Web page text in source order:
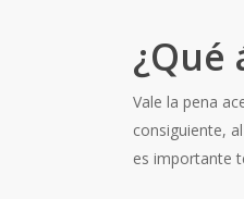
¿Qué
Vale la pena
consiguiente,
es importante